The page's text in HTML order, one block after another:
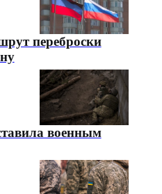
переброски
военным